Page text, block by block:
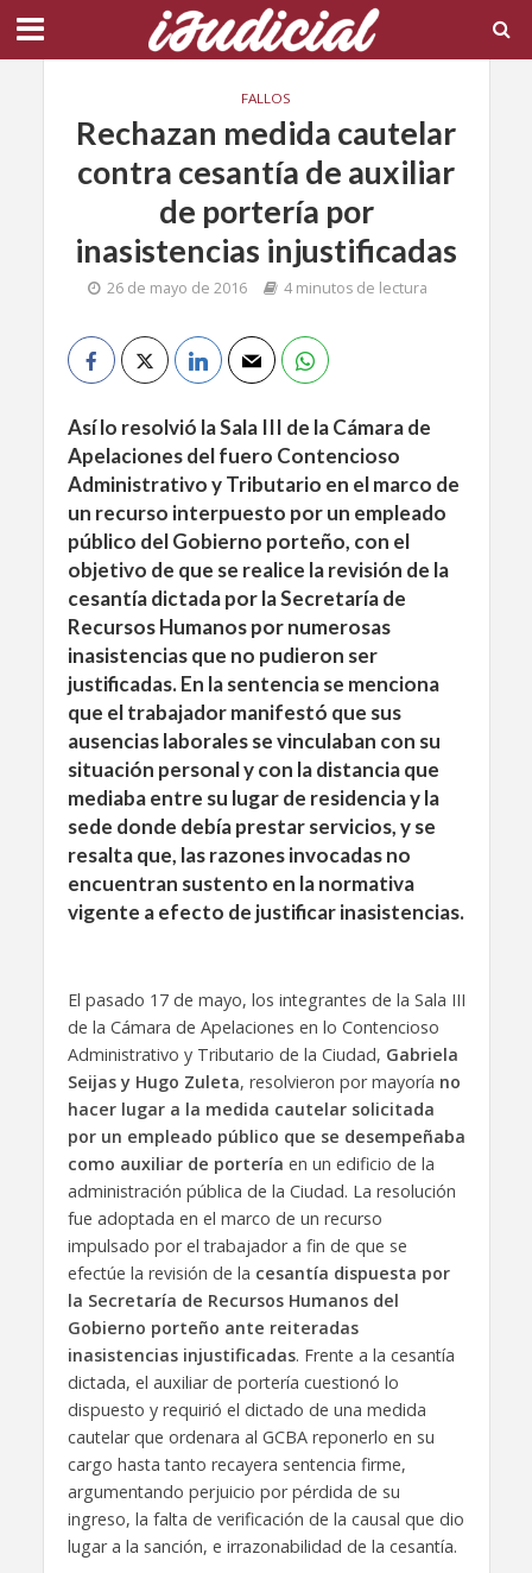
FALLOS
Rechazan medida cautelar
contra cesantía de auxiliar
de portería por
inasistencias injustificadas
26 de mayo de 2016 4 minutos de lectura
Así lo resolvió la Sala III de la Cámara de
Apelaciones del fuero Contencioso
Administrativo y Tributario en el marco de
un recurso interpuesto por un empleado
público del Gobierno porteño, con el
objetivo de que se realice la revisión de la
cesantía dictada por la Secretaría de
Recursos Humanos por numerosas
inasistencias que no pudieron ser
justificadas. En la sentencia se menciona
que el trabajador manifestó que sus
ausencias laborales se vinculaban con su
situación personal y con la distancia que
mediaba entre su lugar de residencia y la
sede donde debía prestar servicios, y se
resalta que, las razones invocadas no
encuentran sustento en la normativa
vigente a efecto de justificar inasistencias.
El pasado 17 de mayo, los integrantes de la Sala III
de la Cámara de Apelaciones en lo Contencioso
Administrativo y Tributario de la Ciudad, Gabriela
Seijas y Hugo Zuleta, resolvieron por mayoría no
hacer lugar a la medida cautelar solicitada
por un empleado público que se desempeñaba
como auxiliar de portería en un edificio de la
administración pública de la Ciudad. La resolución
fue adoptada en el marco de un recurso
impulsado por el trabajador a fin de que se
efectúe la revisión de la cesantía dispuesta por
la Secretaría de Recursos Humanos del
Gobierno porteño ante reiteradas
inasistencias injustificadas. Frente a la cesantía
dictada, el auxiliar de portería cuestionó lo
dispuesto y requirió el dictado de una medida
cautelar que ordenara al GCBA reponerlo en su
cargo hasta tanto recayera sentencia firme,
argumentando perjuicio por pérdida de su
ingreso, la falta de verificación de la causal que dio
lugar a la sanción, e irrazonabilidad de la cesantía.